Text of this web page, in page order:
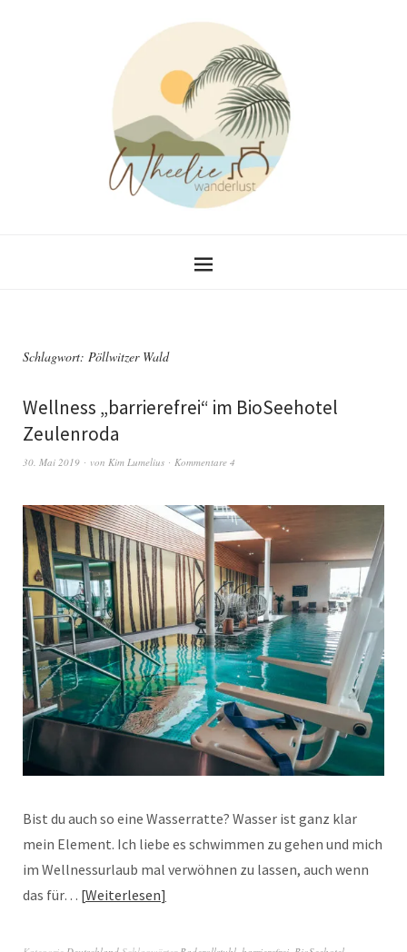
Schlagwort: Pöllwitzer Wald
Wellness „barrierefrei“ im BioSeehotel
Zeulenroda
30. Mai 2019 von Kim Lumelius Kommentare 4
Bist du auch so eine Wasserratte? Wasser ist ganz klar
mein Element. Ich liebe es schwimmen zu gehen und mich
im Wellnessurlaub mal verwöhnen zu lassen, auch wenn
das für… Weiterlesen